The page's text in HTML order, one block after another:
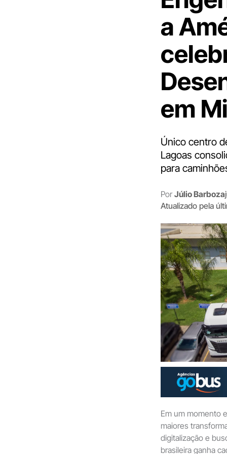
a
em
Único centro
Lagoas
para
Por Júlio Barboza
Atualizado pela
Em um momento
maiores
digitalização e
brasileira ganha